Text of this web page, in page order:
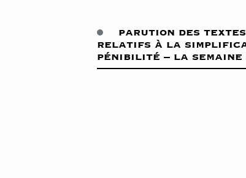
parution des
relatifs à la
pénibilité – la